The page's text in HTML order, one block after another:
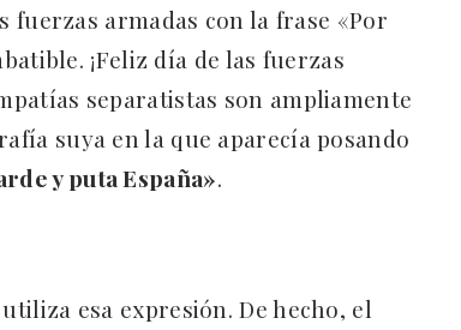
fuerzas armadas con la frase «Por
¡Feliz día de las fuerzas
separatistas son ampliamente
suya en la que aparecía posando
y puta España».
esa expresión. De hecho, el